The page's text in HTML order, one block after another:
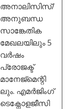
അനാലിസിസ്/
അനുബന്ധ
സാങ്കേതിക
മേഖലയിലും 5
വർഷം
പ്രോജക്ട്
മാനേജ്മെന്റി
ലും. എമർജിംഗ്
ടെക്നോളജീസി